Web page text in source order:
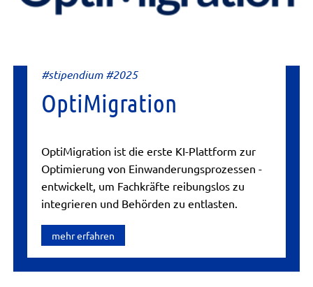
#stipendium #2025
OptiMigration
OptiMigration ist die erste KI-Plattform zur
Optimierung von Einwanderungsprozessen -
entwickelt, um Fachkräfte reibungslos zu
integrieren und Behörden zu entlasten.
mehr erfahren